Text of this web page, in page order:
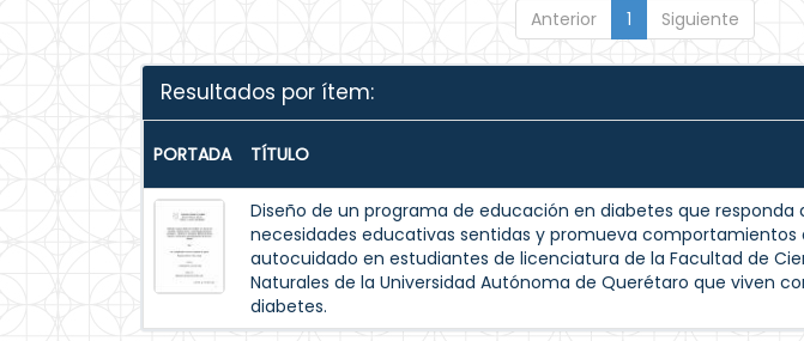
Anterior 1 Siguiente
Resultados por ítem:
PORTADA TÍTULO
Diseño de un programa de educación en diabetes que responda
necesidades educativas sentidas y promueva comportamientos
autocuidado en estudiantes de licenciatura de la Facultad de
Naturales de la Universidad Autónoma de Querétaro que viven
diabetes.